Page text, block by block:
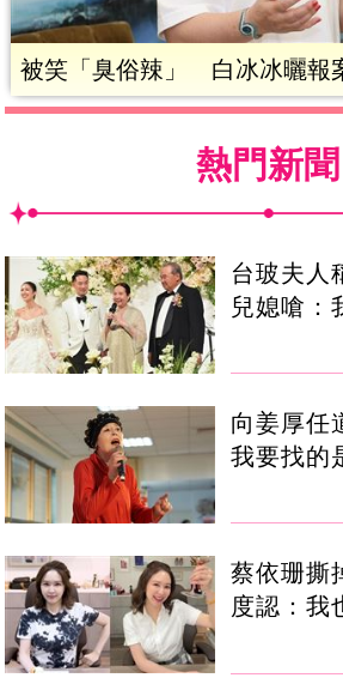
被笑「臭俗辣」 白冰冰曬報
熱門新聞
台玻夫
兒媳嗆：
向姜厚任
我要找的
蔡依珊
度認：我